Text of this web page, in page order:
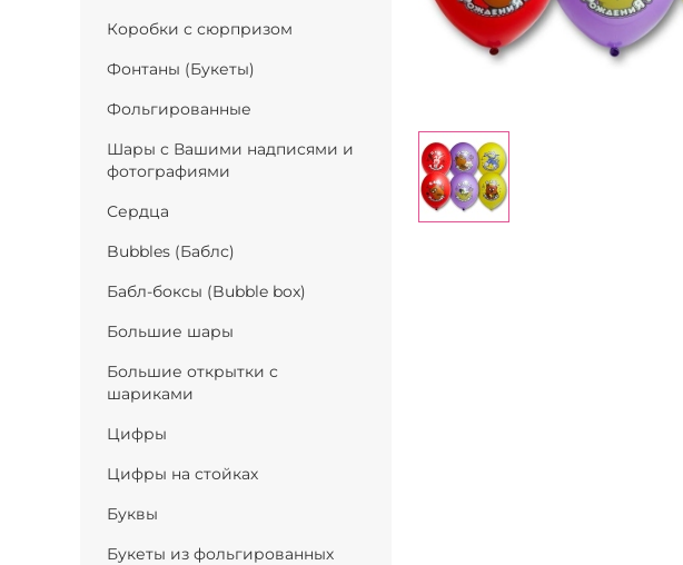
Коробки с сюрпризом
Фонтаны (Букеты)
Фольгированные
Шары с Вашими надписями и
фотографиями
Сердца
Bubbles (Баблс)
Бабл-боксы (Bubble box)
Большие шары
Большие открытки с
шариками
Цифры
Цифры на стойках
Буквы
Букеты из фольгированных